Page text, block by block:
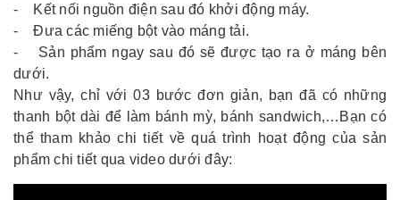
- Kết nối nguồn điện sau đó khởi động máy.
- Đưa các miếng bột vào máng tải.
- Sản phẩm ngay sau đó sẽ được tạo ra ở máng bên
dưới.
Như vậy, chỉ với 03 bước đơn giản, bạn đã có những
thanh bột dài để làm bánh mỳ, bánh sandwich,…Bạn có
thể tham khảo chi tiết về quá trình hoạt động của sản
phẩm chi tiết qua video dưới đây: